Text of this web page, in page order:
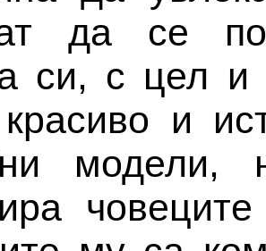
да се
си, с цел и
и